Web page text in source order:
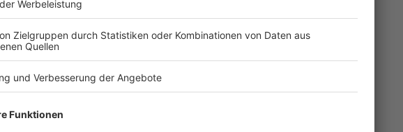
angetreten, die Lieferkettenregulierung bürokratiearm
der EU-Vorgaben von Dezember 2025 muss
beenden“, betont Patrick Kammerer,
gegenüber der Lebensmittel Zeitung.